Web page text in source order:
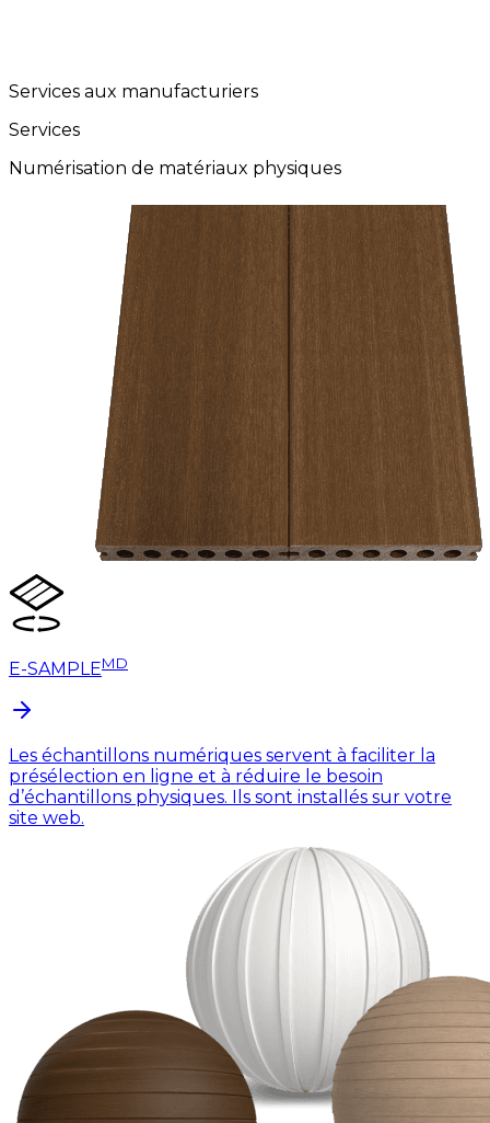
Services aux manufacturiers
Services
Numérisation de matériaux physiques
E-SAMPLEMD
Les échantillons numériques servent à faciliter la
présélection en ligne et à réduire le besoin
d’échantillons physiques. Ils sont installés sur votre
site web.